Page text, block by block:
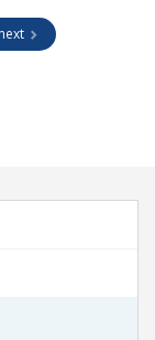
next